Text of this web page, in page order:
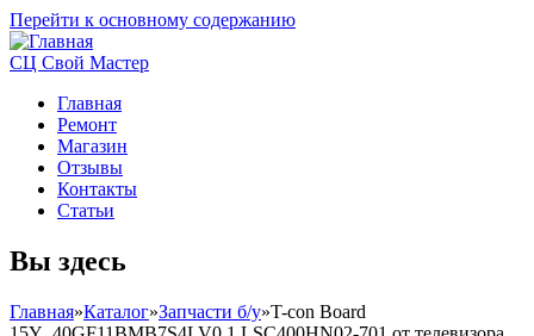
Перейти к основному содержанию
СЦ Свой Мастер
Главная
Ремонт
Магазин
Отзывы
Контакты
Статьи
Вы здесь
Главная»Каталог»Запчасти б/у»T-con Board